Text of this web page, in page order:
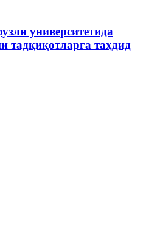
университетида
тадқиқотларга таҳдид